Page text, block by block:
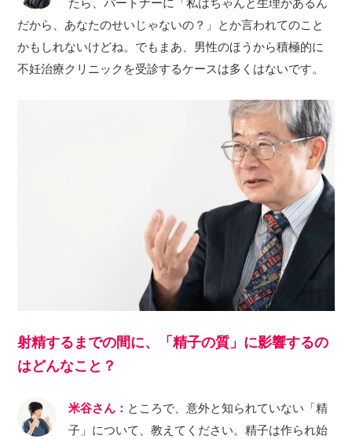
たら、パートナーに「私はちゃんと生理があるん
だから、あなたのせいじゃないの？」とか言われてのこと
かもしれないけどね。でもまあ、男性のほうから積極的に
不妊治療クリニックを受診するケースは多くはないです。
射精するまでの間に、「精子の質」に影響するの
はどんなこと？
米谷さん： ところで、意外と知られていない「精
子」について、教えてください。精子は作られ始